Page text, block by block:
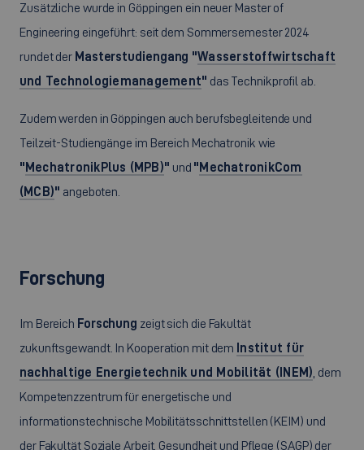
Zusätzliche wurde in Göppingen ein neuer Master of
Engineering eingeführt: seit dem Sommersemester 2024
rundet der Masterstudiengang "Wasserstoffwirtschaft
und Technologiemanagement" das Technikprofil ab.
Zudem werden in Göppingen auch berufsbegleitende und
Teilzeit-Studiengänge im Bereich Mechatronik wie
" MechatronikPlus (MPB)" und " MechatronikCom
(MCB)" angeboten.
Forschung
Im Bereich Forschung zeigt sich die Fakultät
zukunftsgewandt. In Kooperation mit dem Institut für
nachhaltige Energietechnik und Mobilität (INEM) , dem
Kompetenzzentrum für energetische und
informationstechnische Mobilitätsschnittstellen (KEIM) und
der Fakultät Soziale Arbeit, Gesundheit und Pflege (SAGP) der